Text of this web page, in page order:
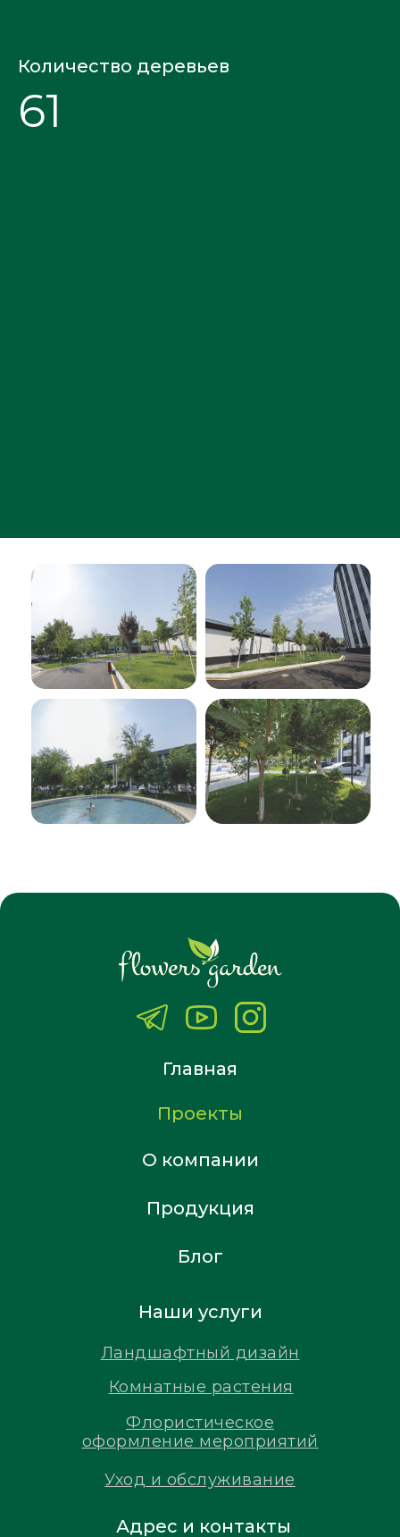
61
Количество деревьев
Адрес и контакты
Уход и обслуживание
Флористическое
оформление мероприятий
Комнатные растения
Наши услуги
Продукция
Блог
О компании
Главная
Проекты
Ландшафтный дизайн